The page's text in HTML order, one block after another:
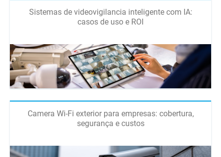
Sistemas de videovigilancia inteligente com IA:
casos de uso e ROI
Camera Wi-Fi exterior para empresas: cobertura,
segurança e custos